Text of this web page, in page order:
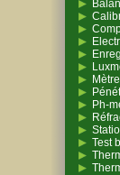
Ph-
Test